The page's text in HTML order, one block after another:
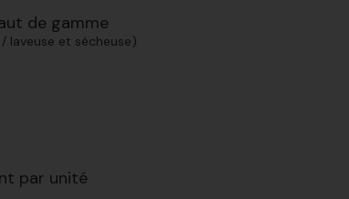
de gamme
laveuse et sécheuse)
par unité